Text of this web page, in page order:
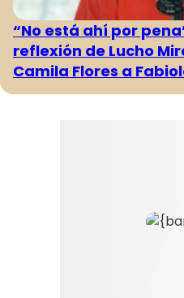
“No está ahí por
reflexión de Lucho
Camila Flores a